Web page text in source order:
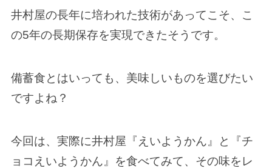
井村屋の長年に培われた技術があってこそ、こ
の5年の長期保存を実現できたそうです。
備蓄食とはいっても、美味しいものを選びたい
ですよね？
今回は、実際に井村屋『えいようかん』と『チ
ョコえいようかん』を食べてみて、その味をレ